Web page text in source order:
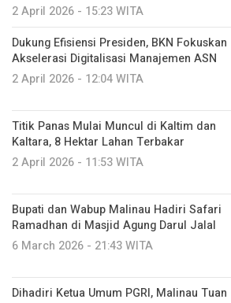
2 April 2026 - 15:23 WITA
Dukung Efisiensi Presiden, BKN Fokuskan
Akselerasi Digitalisasi Manajemen ASN
2 April 2026 - 12:04 WITA
Titik Panas Mulai Muncul di Kaltim dan
Kaltara, 8 Hektar Lahan Terbakar
2 April 2026 - 11:53 WITA
Bupati dan Wabup Malinau Hadiri Safari
Ramadhan di Masjid Agung Darul Jalal
6 March 2026 - 21:43 WITA
Dihadiri Ketua Umum PGRI, Malinau Tuan